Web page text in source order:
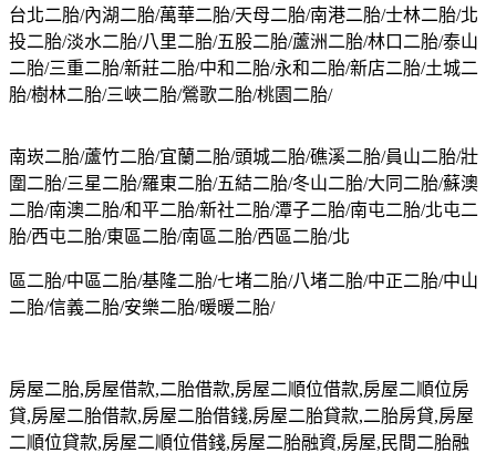
台北二胎/內湖二胎/萬華二胎/天母二胎/南港二胎/士林二胎/北
投二胎/淡水二胎/八里二胎/五股二胎/蘆洲二胎/林口二胎/泰山
二胎/三重二胎/新莊二胎/中和二胎/永和二胎/新店二胎/土城二
胎/樹林二胎/三峽二胎/鶯歌二胎/桃園二胎/
南崁二胎/蘆竹二胎/宜蘭二胎/頭城二胎/礁溪二胎/員山二胎/壯
圍二胎/三星二胎/羅東二胎/五結二胎/冬山二胎/大同二胎/蘇澳
二胎/南澳二胎/和平二胎/新社二胎/潭子二胎/南屯二胎/北屯二
胎/西屯二胎/東區二胎/南區二胎/西區二胎/北
區二胎/中區二胎/基隆二胎/七堵二胎/八堵二胎/中正二胎/中山
二胎/信義二胎/安樂二胎/暖暖二胎/
房屋二胎,房屋借款,二胎借款,房屋二順位借款,房屋二順位房
貸,房屋二胎借款,房屋二胎借錢,房屋二胎貸款,二胎房貸,房屋
二順位貸款,房屋二順位借錢,房屋二胎融資,房屋,民間二胎融